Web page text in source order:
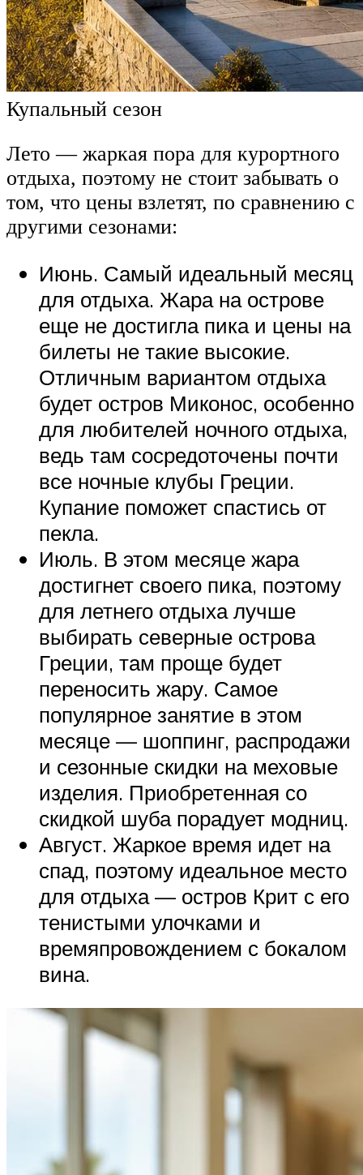
Купальный сезон
Лето — жаркая пора для курортного
отдыха, поэтому не стоит забывать о
том, что цены взлетят, по сравнению с
другими сезонами:
Июнь. Самый идеальный месяц
для отдыха. Жара на острове
еще не достигла пика и цены на
билеты не такие высокие.
Отличным вариантом отдыха
будет остров Миконос, особенно
для любителей ночного отдыха,
ведь там сосредоточены почти
все ночные клубы Греции.
Купание поможет спастись от
пекла.
Июль. В этом месяце жара
достигнет своего пика, поэтому
для летнего отдыха лучше
выбирать северные острова
Греции, там проще будет
переносить жару. Самое
популярное занятие в этом
месяце — шоппинг, распродажи
и сезонные скидки на меховые
изделия. Приобретенная со
скидкой шуба порадует модниц.
Август. Жаркое время идет на
спад, поэтому идеальное место
для отдыха — остров Крит с его
тенистыми улочками и
времяпровождением с бокалом
вина.